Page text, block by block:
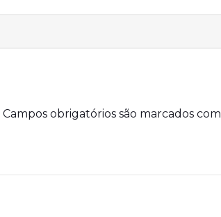
Campos obrigatórios são marcados com